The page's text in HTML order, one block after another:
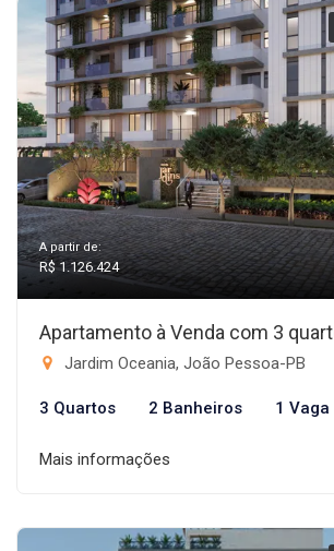
A partir de:
R$ 1.126.424
Apartamento à Venda com 3
Jardim Oceania, João Pessoa-PB
3 Quartos 2 Banheiros 1 Vaga
Mais informações